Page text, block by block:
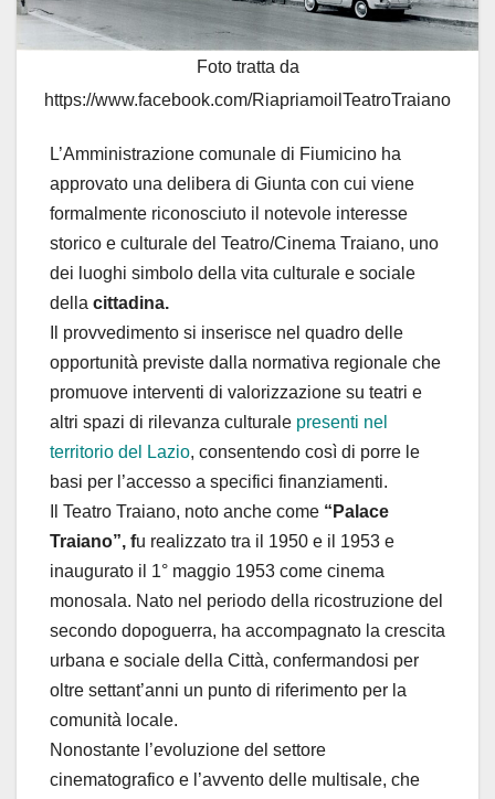
Foto tratta da
https://www.facebook.com/RiapriamoilTeatroTraiano
L’Amministrazione comunale di Fiumicino ha
approvato una delibera di Giunta con cui viene
formalmente riconosciuto il notevole interesse
storico e culturale del Teatro/Cinema Traiano, uno
dei luoghi simbolo della vita culturale e sociale
della cittadina.
Il provvedimento si inserisce nel quadro delle
opportunità previste dalla normativa regionale che
promuove interventi di valorizzazione su teatri e
altri spazi di rilevanza culturale presenti nel
territorio del Lazio, consentendo così di porre le
basi per l’accesso a specifici finanziamenti.
Il Teatro Traiano, noto anche come “Palace
Traiano”, fu realizzato tra il 1950 e il 1953 e
inaugurato il 1° maggio 1953 come cinema
monosala. Nato nel periodo della ricostruzione del
secondo dopoguerra, ha accompagnato la crescita
urbana e sociale della Città, confermandosi per
oltre settant’anni un punto di riferimento per la
comunità locale.
Nonostante l’evoluzione del settore
cinematografico e l’avvento delle multisale, che